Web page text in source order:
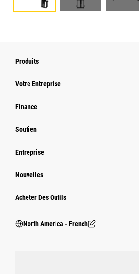
Produits
Votre Entreprise
Finance
Soutien
Entreprise
Nouvelles
Acheter Des Outils
North America - French